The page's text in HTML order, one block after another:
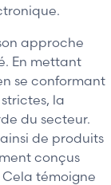
approche
En mettant
se conformant
la
du secteur.
de produits
conçus
témoigne